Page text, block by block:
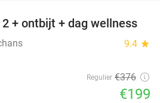
47%
+ ontbijt + dag wellness
9.4 star
Regulier €376
€199